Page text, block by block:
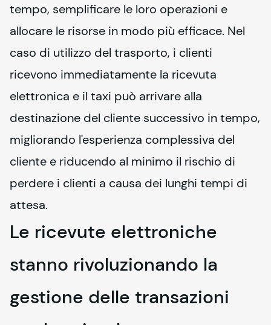
tempo, semplificare le loro operazioni e
allocare le risorse in modo più efficace. Nel
caso di utilizzo del trasporto, i clienti
ricevono immediatamente la ricevuta
elettronica e il taxi può arrivare alla
destinazione del cliente successivo in tempo,
migliorando l'esperienza complessiva del
cliente e riducendo al minimo il rischio di
perdere i clienti a causa dei lunghi tempi di
attesa.
Le ricevute elettroniche
stanno rivoluzionando la
gestione delle transazioni